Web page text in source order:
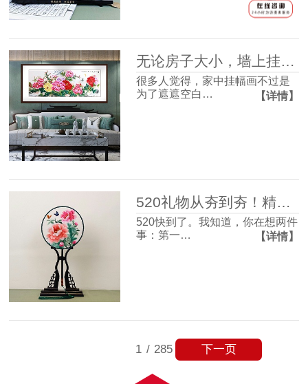
无论房子大小，墙上挂幅画很有必要，并非迷信，3个理由很现实！
很多人觉得，家中挂幅画不过是
为了遮遮空白…
【详情】
520快到了。我知道，你在想两件
事：第一…
【详情】
1 / 285 下一页